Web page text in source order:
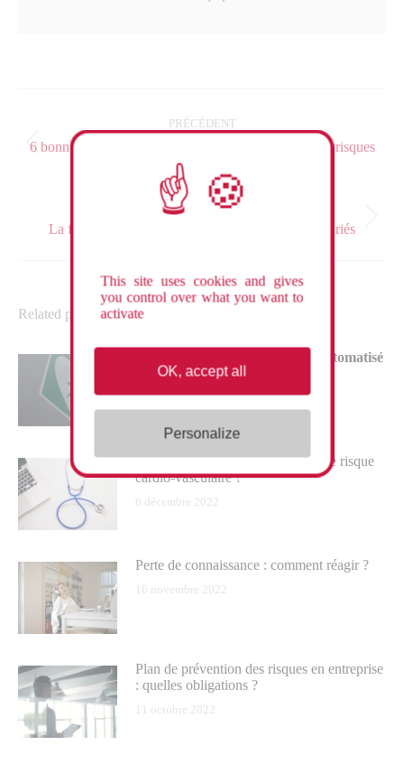
PRÉCÉDENT
6 bonnes habitudes de vie à adopter pour prévenir les risques
cardio-vasculaires
SUIVANT
La formation SST : un indispensable pour vos salariés
Related posts
Utilisation d’un défibrillateur automatisé
externe : guide complet
10 janvier 2023
Quels sont les différents facteurs de risque
cardio-vasculaire ?
6 décembre 2022
Perte de connaissance : comment réagir ?
16 novembre 2022
Plan de prévention des risques en entreprise
: quelles obligations ?
11 octobre 2022
This site uses cookies and gives
you control over what you want to
activate
OK, accept all
Personalize